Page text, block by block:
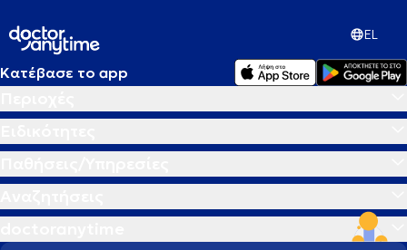
EL
Κατέβασε το app